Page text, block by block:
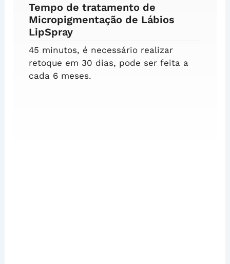
Tempo de tratamento de
Micropigmentação de Lábios
LipSpray
45 minutos, é necessário realizar
retoque em 30 dias, pode ser feita a
cada 6 meses.